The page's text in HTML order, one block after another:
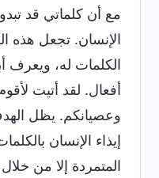
مع أن كلماتي قد
الإنسان. تجعل هذه
الكلمات له، ويعرف
أفعال. لقد أتيت
وعصيانكم. يظل
إيذاء الإنسان
المتمردة إلا من